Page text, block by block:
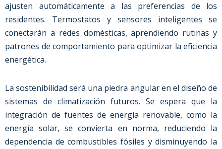
ajusten automáticamente a las preferencias de los
residentes. Termostatos y sensores inteligentes se
conectarán a redes domésticas, aprendiendo rutinas y
patrones de comportamiento para optimizar la eficiencia
energética.
La sostenibilidad será una piedra angular en el diseño de
sistemas de climatización futuros. Se espera que la
integración de fuentes de energía renovable, como la
energía solar, se convierta en norma, reduciendo la
dependencia de combustibles fósiles y disminuyendo la